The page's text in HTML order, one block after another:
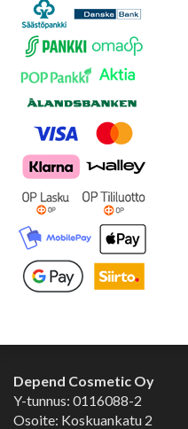
Depend Cosmetic Oy
Y-tunnus: 0116088-2
Osoite: Koskuankatu 2